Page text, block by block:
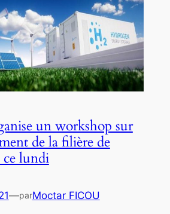
un workshop sur
de la filière de
ce lundi
—parMoctar FICOU